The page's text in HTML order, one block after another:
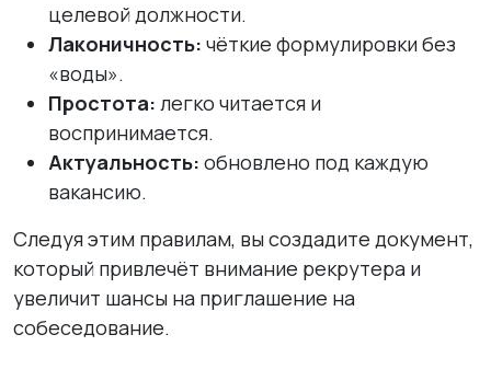
целевой должности.
Лаконичность: чёткие формулировки без
«воды».
Простота: легко читается и
воспринимается.
Актуальность: обновлено под каждую
вакансию.
Следуя этим правилам, вы создадите документ,
который привлечёт внимание рекрутера и
увеличит шансы на приглашение на
собеседование.